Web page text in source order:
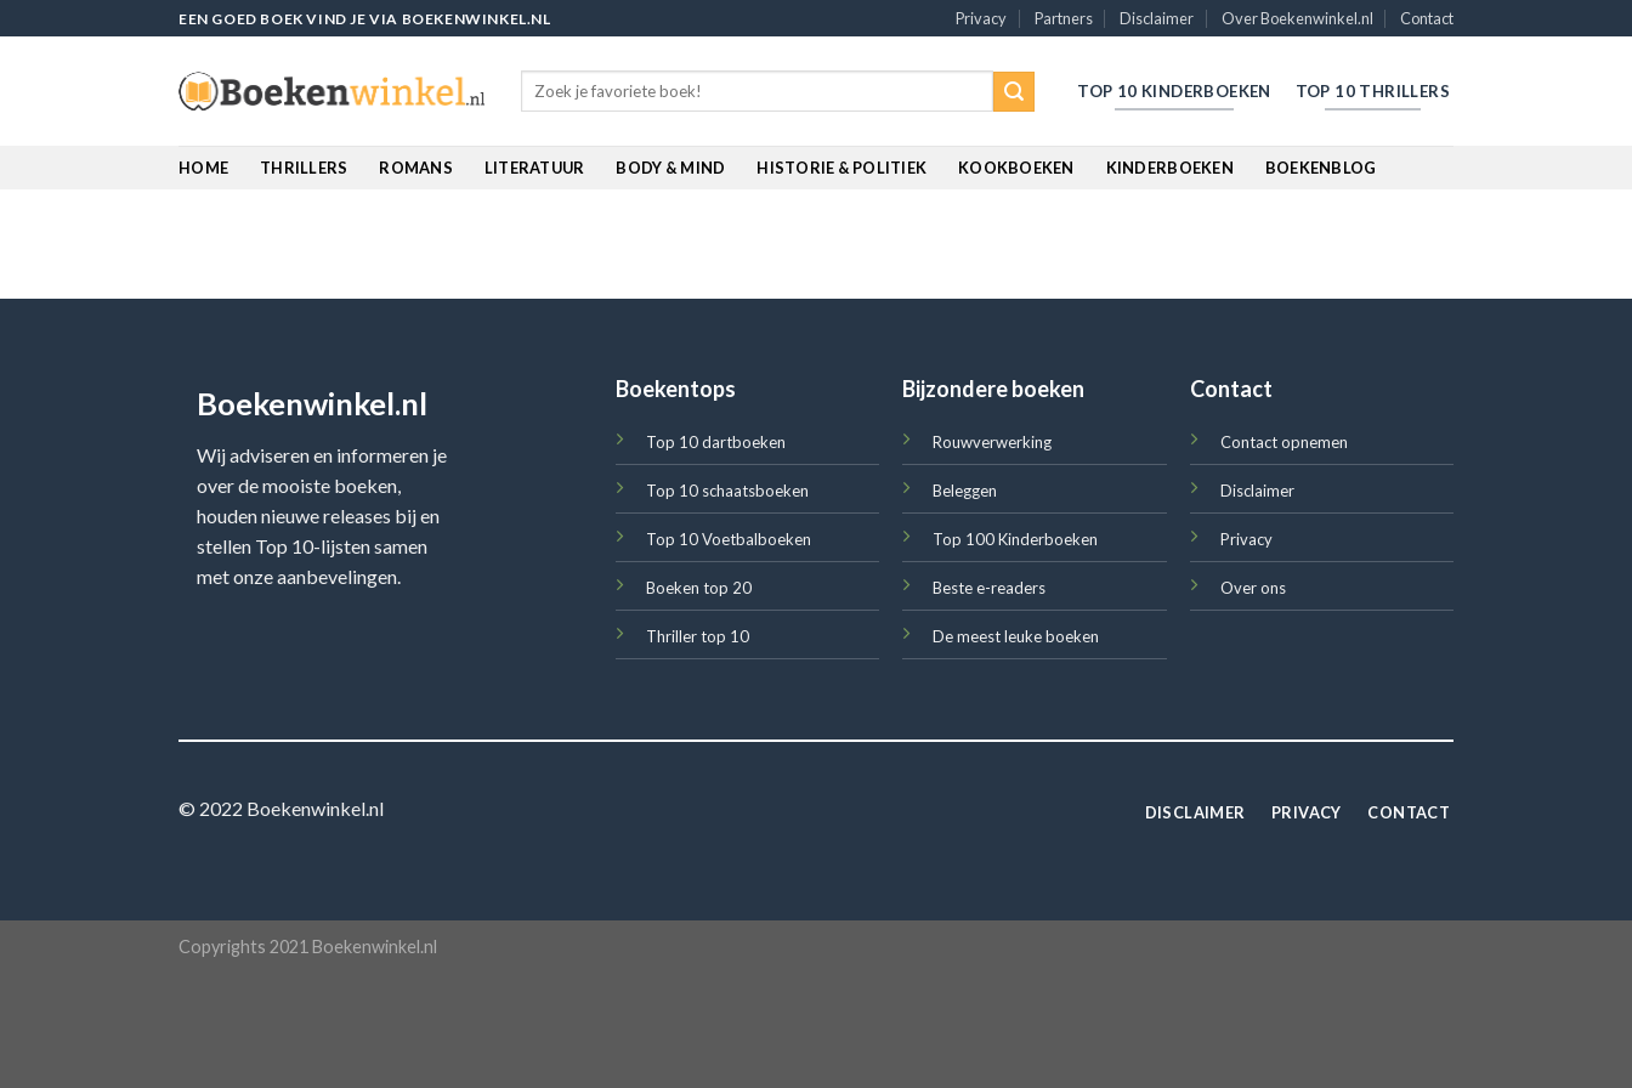
to
EEN GOED BOEK VIND JE VIA BOEKENWINKEL.NL Privacy Partners Disclaimer Over Boekenwinkel.nl Contact
Search
TOP 10 KINDERBOEKEN TOP 10 THRILLERS
HOME THRILLERS ROMANS LITERATUUR BODY & MIND HISTORIE & POLITIEK KOOKBOEKEN KINDERBOEKEN BOEKENBLOG
Boekenwinkel.nl
Wij adviseren en informeren je
over de mooiste boeken,
houden nieuwe releases bij en
stellen Top 10-lijsten samen
met onze aanbevelingen.
Boekentops
Top 10 dartboeken
Top 10 schaatsboeken
Top 10 Voetbalboeken
Boeken top 20
Thriller top 10
Bijzondere boeken
Rouwverwerking
Beleggen
Top 100 Kinderboeken
Beste e-readers
De meest leuke boeken
Contact
Contact opnemen
Disclaimer
Privacy
Over ons
© 2022 Boekenwinkel.nl DISCLAIMER PRIVACY CONTACT
Copyrights 2021 Boekenwinkel.nl